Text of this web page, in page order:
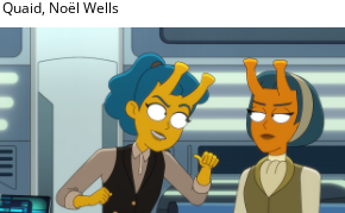
Quaid, Noël Wells